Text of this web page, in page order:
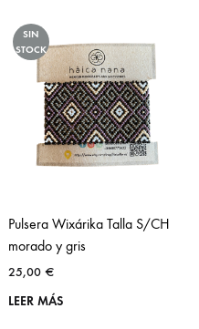
SIN
STOCK
Pulsera Wixárika Talla S/CH
morado y gris
25,00 €
LEER MÁS